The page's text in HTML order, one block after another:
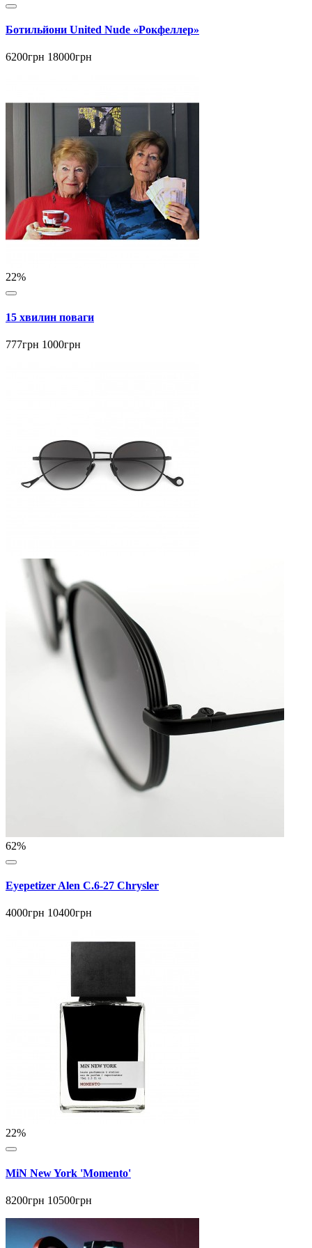
Ботильйони United Nude «Рокфеллер»
6200грн 18000грн
22%
15 хвилин поваги
777грн 1000грн
62%
Eyepetizer Alen C.6-27 Chrysler
4000грн 10400грн
22%
MiN New York 'Momento'
8200грн 10500грн